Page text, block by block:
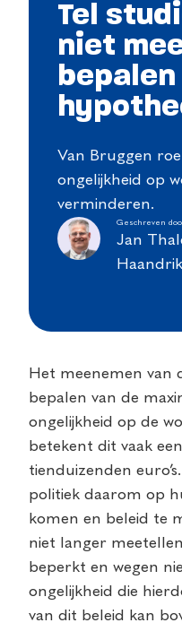
Tel
niet
Van Bruggen
ongelijkheid op
verminderen.
Geschreven
Jan
Het meenemen van
bepalen van de
ongelijkheid op de
betekent dit vaak
tienduizenden
politiek daarom op
komen en beleid te
niet langer
beperkt en wegen
ongelijkheid die
van dit beleid kan